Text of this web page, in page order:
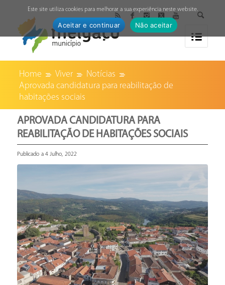
Home Viver
Notícias
Aprovada candidatura para reabilitação de
habitações sociais
APROVADA CANDIDATURA PARA
REABILITAÇÃO DE HABITAÇÕES SOCIAIS
Publicado a 4 Julho, 2022
Este site utiliza cookies para melhorar a sua experiência neste website.
Aceitar e continuar Não aceitar